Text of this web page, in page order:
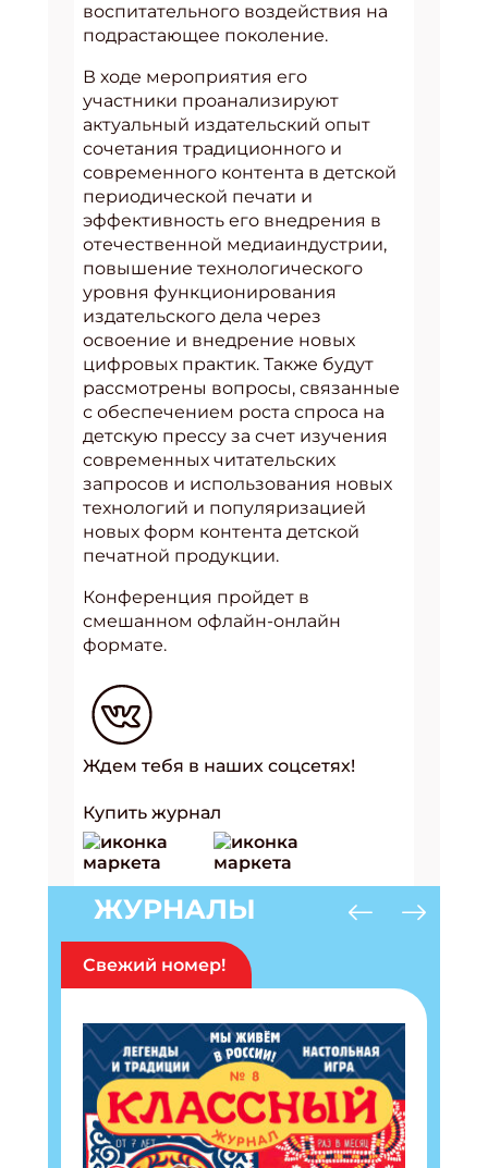
воспитательного воздействия на
подрастающее поколение.
В ходе мероприятия его
участники проанализируют
актуальный издательский опыт
сочетания традиционного и
современного контента в детской
периодической печати и
эффективность его внедрения в
отечественной медиаиндустрии,
повышение технологического
уровня функционирования
издательского дела через
освоение и внедрение новых
цифровых практик. Также будут
рассмотрены вопросы, связанные
с обеспечением роста спроса на
детскую прессу за счет изучения
современных читательских
запросов и использования новых
технологий и популяризацией
новых форм контента детской
печатной продукции.
Конференция пройдет в
смешанном офлайн-онлайн
формате.
Ждем тебя в наших соцсетях!
Купить журнал
ЖУРНАЛЫ
Свежий номер!